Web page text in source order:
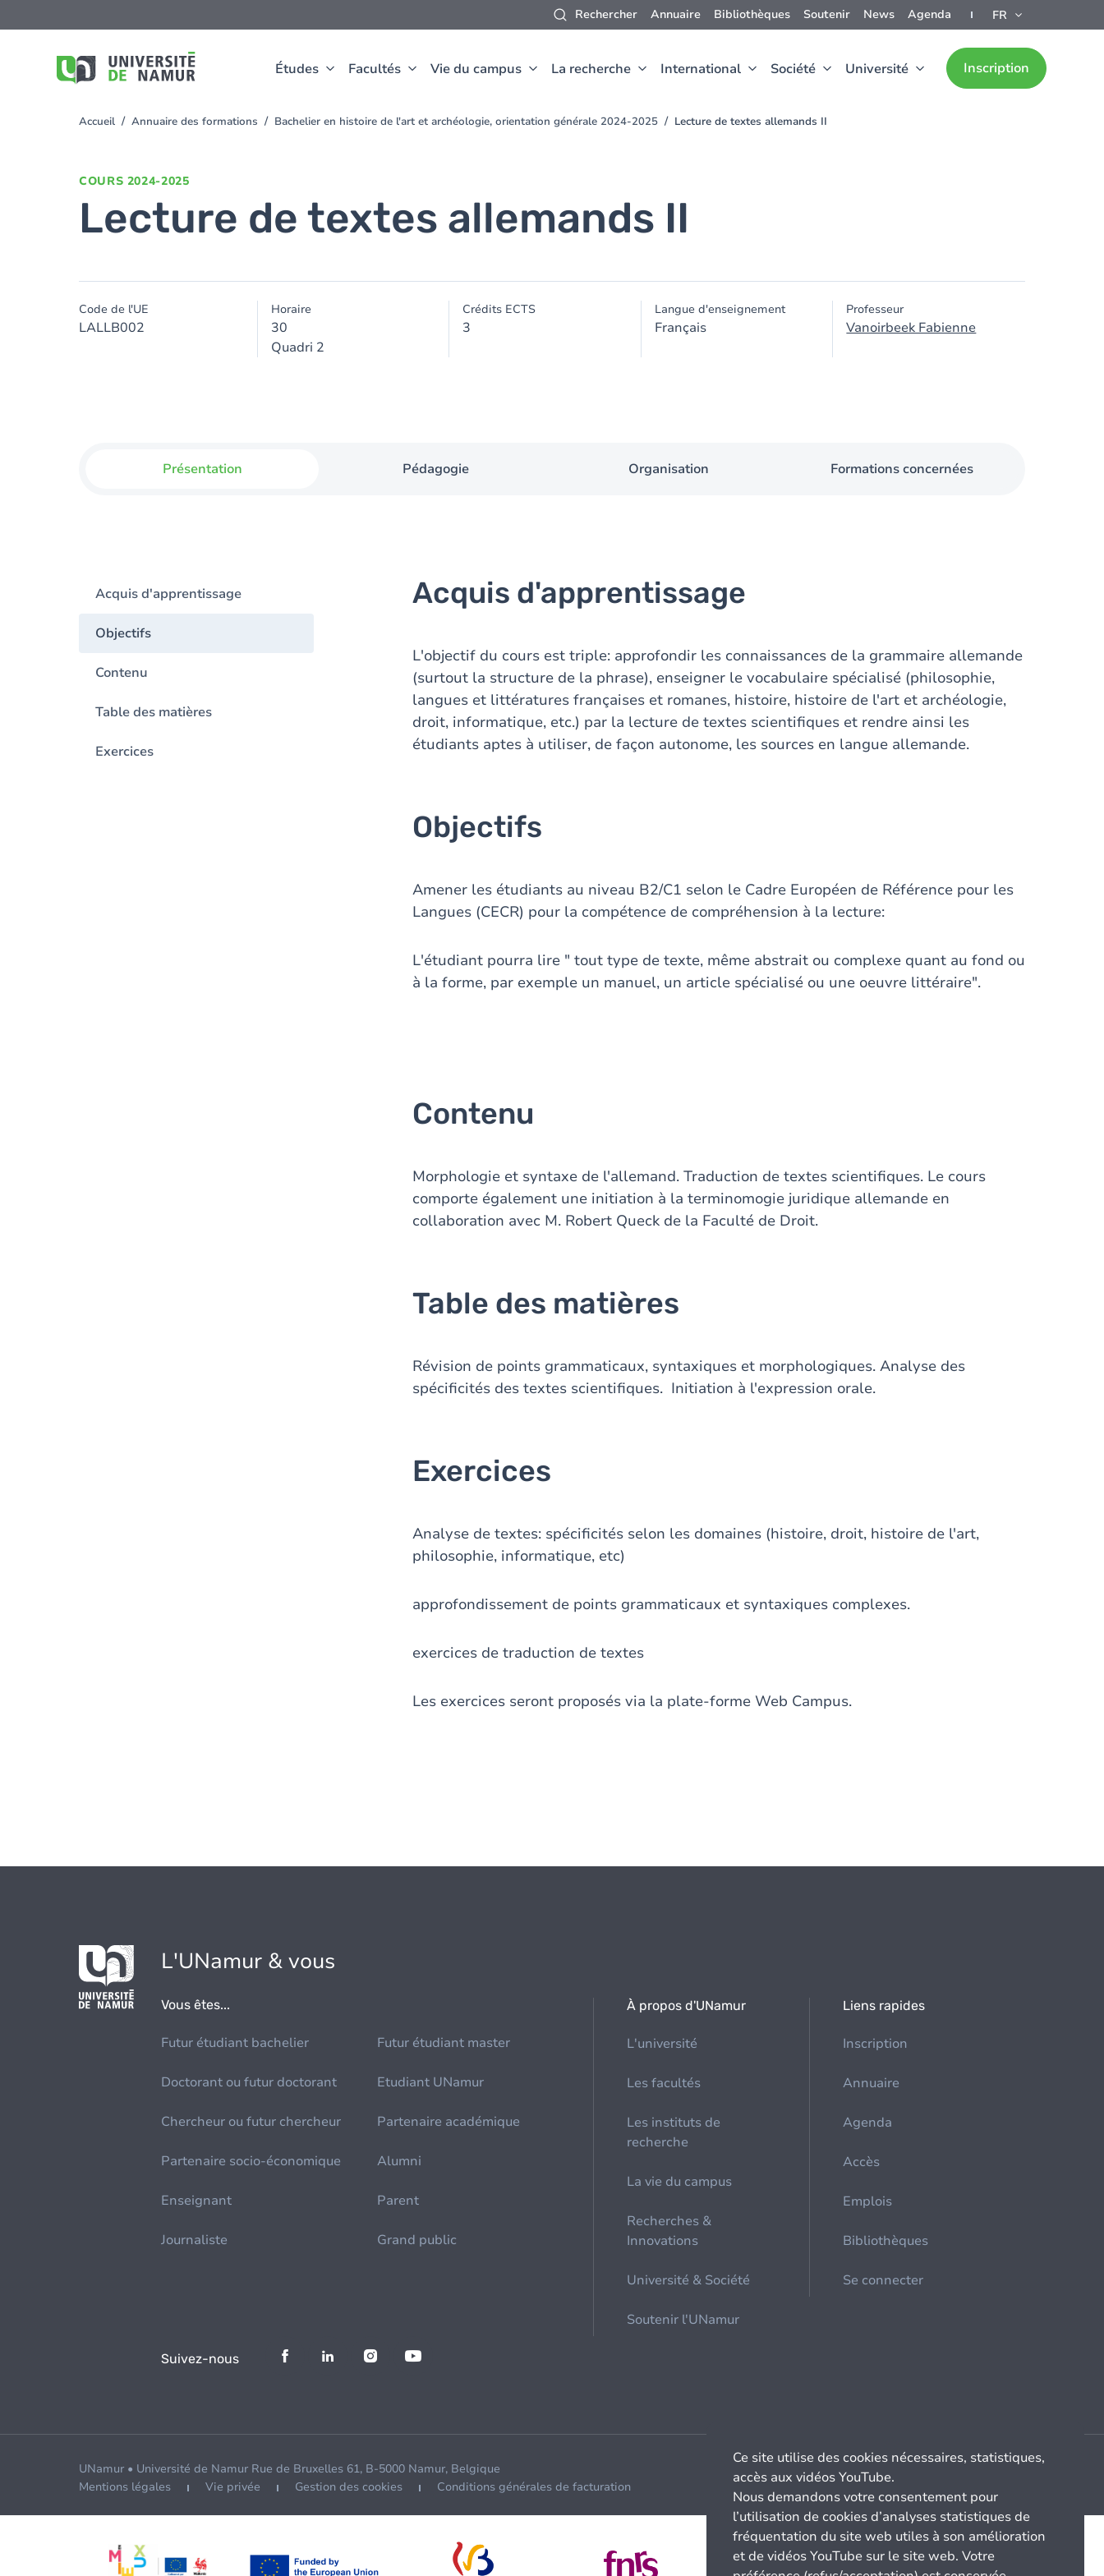
Rechercher Annuaire Bibliothèques Soutenir News Agenda FR
Études Facultés Vie du campus La recherche International Société Université Inscription
au
You
Accueil Annuaire des formations Bachelier en histoire de l'art et archéologie, orientation générale 2024-2025 Lecture de textes allemands II
COURS 2024-2025
Lecture de textes allemands II
Code de l'UE
LALLB002
Horaire
30
Quadri 2
Crédits ECTS
3
Langue d'enseignement
Français
Professeur
Vanoirbeek Fabienne
Présentation Pédagogie Organisation Formations concernées
Acquis d'apprentissage
Objectifs
Contenu
Table des matières
Exercices
Acquis d'apprentissage
L'objectif du cours est triple: approfondir les connaissances de la grammaire allemande
(surtout la structure de la phrase), enseigner le vocabulaire spécialisé (philosophie,
langues et littératures françaises et romanes, histoire, histoire de l'art et archéologie,
droit, informatique, etc.) par la lecture de textes scientifiques et rendre ainsi les
étudiants aptes à utiliser, de façon autonome, les sources en langue allemande.
Objectifs
Amener les étudiants au niveau B2/C1 selon le Cadre Européen de Référence pour les
Langues (CECR) pour la compétence de compréhension à la lecture:
L'étudiant pourra lire " tout type de texte, même abstrait ou complexe quant au fond ou
à la forme, par exemple un manuel, un article spécialisé ou une oeuvre littéraire".
Contenu
Morphologie et syntaxe de l'allemand. Traduction de textes scientifiques. Le cours
comporte également une initiation à la terminomogie juridique allemande en
collaboration avec M. Robert Queck de la Faculté de Droit.
Table des matières
Révision de points grammaticaux, syntaxiques et morphologiques. Analyse des
spécificités des textes scientifiques. Initiation à l'expression orale.
Exercices
Analyse de textes: spécificités selon les domaines (histoire, droit, histoire de l'art,
philosophie, informatique, etc)
approfondissement de points grammaticaux et syntaxiques complexes.
exercices de traduction de textes
Les exercices seront proposés via la plate-forme Web Campus.
L'UNamur & vous
Vous êtes...
Futur étudiant bachelier Futur étudiant master
Doctorant ou futur doctorant Etudiant UNamur
Chercheur ou futur chercheur Partenaire académique
Partenaire socio-économique Alumni
Enseignant Parent
Journaliste Grand public
À propos d'UNamur
L'université
Les facultés
Les instituts de
recherche
La vie du campus
Recherches &
Innovations
Université & Société
Soutenir l'UNamur
Liens rapides
Inscription
Annuaire
Agenda
Accès
Emplois
Bibliothèques
Se connecter
Suivez-nous
UNamur • Université de Namur Rue de Bruxelles 61, B-5000 Namur, Belgique
Mentions légales
Vie privée Gestion des cookies Conditions générales de facturation
Ce site utilise des cookies nécessaires, statistiques,
accès aux vidéos YouTube.
Nous demandons votre consentement pour
l’utilisation de cookies d’analyses statistiques de
fréquentation du site web utiles à son amélioration
et de vidéos YouTube sur le site web. Votre